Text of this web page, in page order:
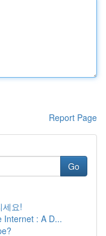
Report Page
Go
세요!
Internet : A D...